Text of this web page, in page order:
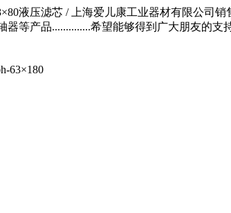
液压滤芯 / 上海爱儿康工业器材有限公司
器等产品..............希望能够得到广大朋友的支
63×180